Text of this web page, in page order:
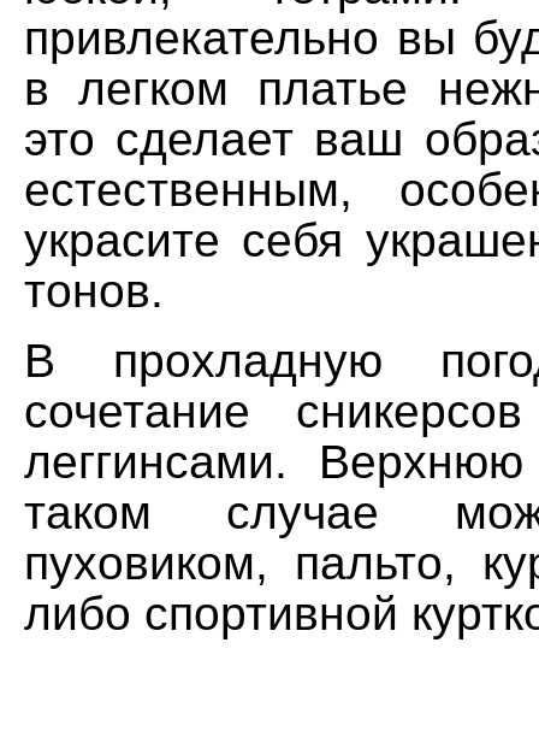
привлекательно вы
в легком платье
это сделает ваш
естественным,
украсите себя
тонов.
В прохладную
сочетание
леггинсами.
таком случае
пуховиком, пальто,
либо спортивной